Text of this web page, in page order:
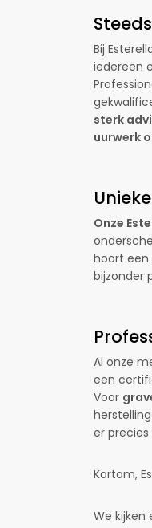
Bij
iedereen
sterk
uurwerk
Onze
hoort een
bijzonder
Al onze
een
Voor
er
Kortom,
We